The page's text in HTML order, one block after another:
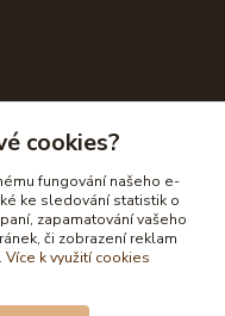
cookies?
fungování našeho e-
ke sledování statistik o
zapamatování vašeho
či zobrazení reklam
Více k využití cookies